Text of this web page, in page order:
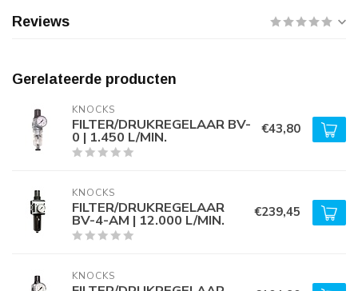
Reviews
Gerelateerde producten
KNOCKS
FILTER/DRUKREGELAAR BV-
0 | 1.450 L/MIN. €43,80
KNOCKS
FILTER/DRUKREGELAAR
BV-4-AM | 12.000 L/MIN. €239,45
KNOCKS